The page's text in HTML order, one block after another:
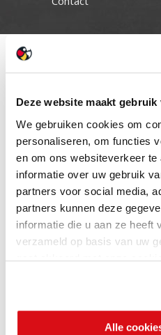
Deze website maakt gebruik
We gebruiken cookies om
personaliseren, om functies
en om ons websiteverkeer
informatie over uw gebruik
partners voor social media,
partners kunnen deze
informatie die u aan ze heeft
verzameld op basis van uw
gaat akkoord met onze
Alle